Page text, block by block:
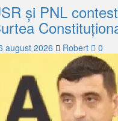
și PNL
august 2026 Robert 0